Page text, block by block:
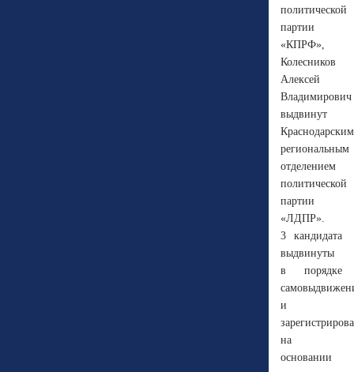
политической
партии
«КПРФ»,
Колесников
Алексей
Владимирович
выдвинут
Краснодарским
региональным
отделением
политической
партии
«ЛДПР».
3 кандидата
выдвинуты
в порядке
и
на
основании